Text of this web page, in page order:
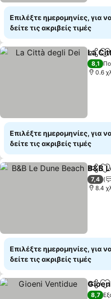
Επιλέξτε ημερομηνίες, για
δείτε τις ακριβείς τιμές
La
8,1
0.6
Επιλέξτε ημερομηνίες, για
δείτε τις ακριβείς τιμές
B&B
7,4
8.4
Επιλέξτε ημερομηνίες, για
δείτε τις ακριβείς τιμές
8,7